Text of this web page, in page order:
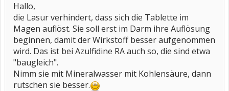
Hallo,
die Lasur verhindert, dass sich die Tablette im
Magen auflöst. Sie soll erst im Darm ihre Auflösung
beginnen, damit der Wirkstoff besser aufgenommen
wird. Das ist bei Azulfidine RA auch so, die sind etwa
"baugleich".
Nimm sie mit Mineralwasser mit Kohlensäure, dann
rutschen sie besser.